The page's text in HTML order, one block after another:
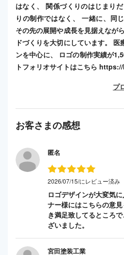
はなく、 関係づくりのはじまり
りの制作ではなく、 一緒に、同
その先の展開や成長を見据えなが
ドづくりを大切にしています。
ンを中心に、 ロゴの制作実績が
トフォリオサイトはこちら
プ
お客さまの感想
匿名
2026/07/15/にレビュー済み
ロゴデザインが大変気
ナー様にはこちらの意
き満足致してるところ
ざいました。
宮田塗装工業